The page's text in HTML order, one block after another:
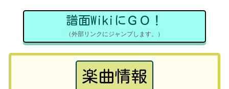
譜面WikiにＧＯ！
（外部リンクにジャンプします。）
楽曲情報